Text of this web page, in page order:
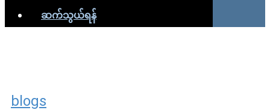
ဆက်သွယ်ရန်
blogs